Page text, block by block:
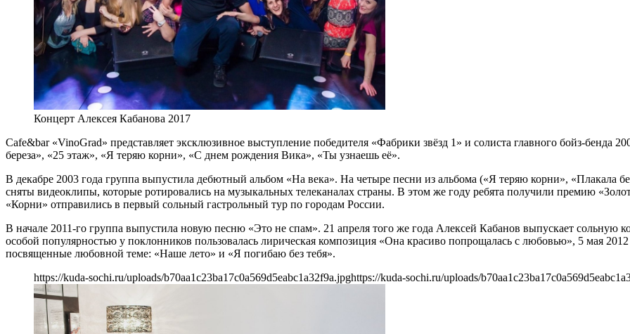
Концерт Алексея Кабанова 2017
Cafe&bar «VinoGrad» представляет эксклюзивное выступление победителя «Фабрики звёзд 1» и солиста главного бойз-
береза», «25 этаж», «Я теряю корни», «С днем рождения Вика», «Ты узнаешь её».
В декабре 2003 года группа выпустила дебютный альбом «На века». На четыре песни из альбома («Я теряю корни», «Плакала
сняты видеоклипы, которые ротировались на музыкальных телеканалах страны. В этом же году ребята получили премию
«Корни» отправились в первый сольный гастрольный тур по городам России.
В начале 2011-го группа выпустила новую песню «Это не спам». 21 апреля того же года Алексей Кабанов выпускает сольную
особой популярностью у поклонников пользовалась лирическая композиция «Она красиво попрощалась с любовью», 5 мая
посвященные любовной теме: «Наше лето» и «Я погибаю без тебя».
https://kuda-sochi.ru/uploads/b70aa1c23ba17c0a569d5eabc1a32f9a.jpghttps://kuda-sochi.ru/uploads/